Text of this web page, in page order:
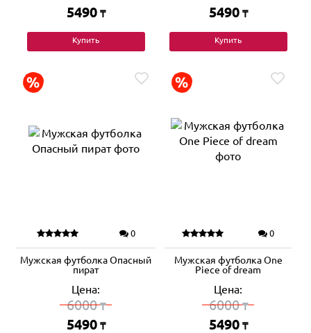
5490 ₸
Купить
5490 ₸
Купить
0
Мужская футболка Опасный
пират
Цена:
6000₸
5490 ₸
0
Мужская футболка One
Piece of dream
Цена:
6000₸
5490 ₸